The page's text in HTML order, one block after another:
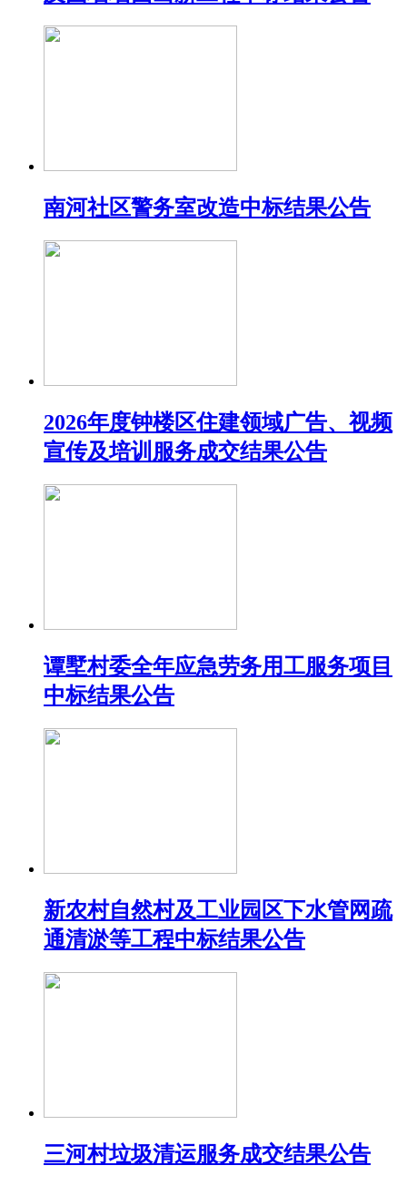
南河社区警务室改造中标结果公告
2026年度钟楼区住建领域广告、视频
宣传及培训服务成交结果公告
谭墅村委全年应急劳务用工服务项目
中标结果公告
新农村自然村及工业园区下水管网疏
通清淤等工程中标结果公告
三河村垃圾清运服务成交结果公告